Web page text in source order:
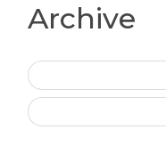
Archive